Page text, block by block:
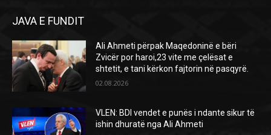
JAVA E FUNDIT
Ali Ahmeti përpak Maqedoninë e bëri
Zvicër por haroi,23 vite me çelësat e
shtetit, e tani kërkon fajtorin në pasqyrë.
02.08.2026
VLEN: BDI vendet e punës i ndante sikur të
ishin dhuratë nga Ali Ahmeti